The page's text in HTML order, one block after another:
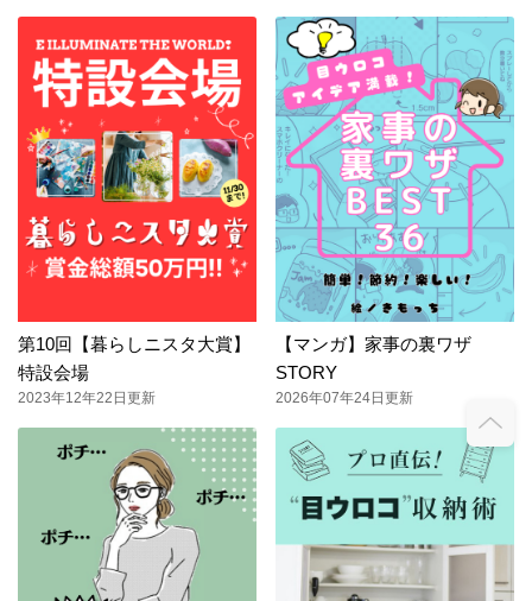
第10回【暮らしニスタ大賞】
特設会場
2023年12年22日更新
【マンガ】家事の裏ワザ
STORY
2026年07年24日更新